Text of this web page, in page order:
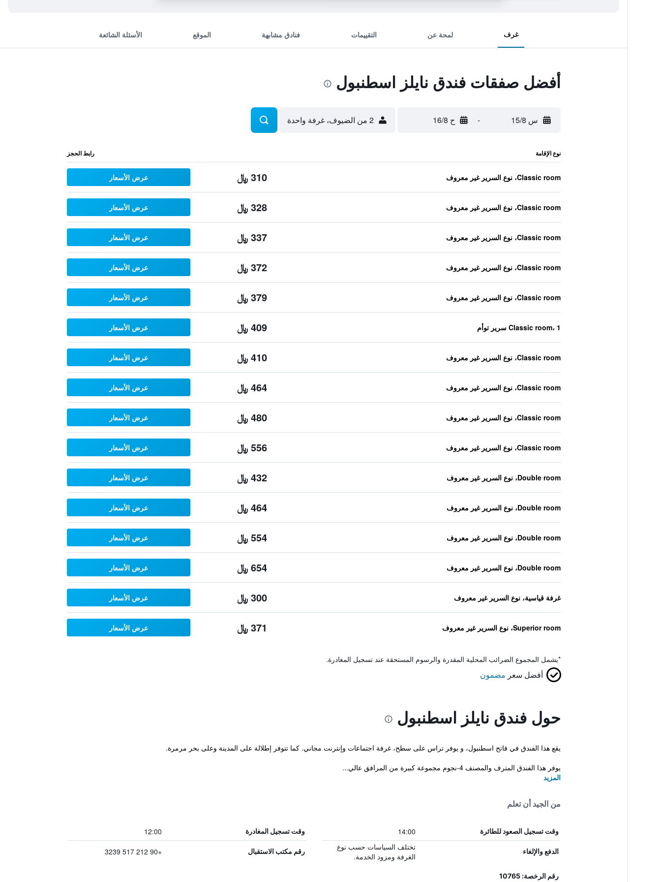
غرف لمحة عن التقييمات فنادق مشابهة الموقع الأسئلة الشائعة
أفضل صفقات فندق نايلز اسطنبول
س 15/8 - ح 16/8 2 من الضيوف، غرفة واحدة
نوع الإقامة رابط الحجز
Classic room، نوع السرير غير معروف 310 ﷼ عرض الأسعار
Classic room، نوع السرير غير معروف 328 ﷼ عرض الأسعار
Classic room، نوع السرير غير معروف 337 ﷼ عرض الأسعار
Classic room، نوع السرير غير معروف 372 ﷼ عرض الأسعار
Classic room، نوع السرير غير معروف 379 ﷼ عرض الأسعار
Classic room، 1 سرير توأم 409 ﷼ عرض الأسعار
Classic room، نوع السرير غير معروف 410 ﷼ عرض الأسعار
Classic room، نوع السرير غير معروف 464 ﷼ عرض الأسعار
Classic room، نوع السرير غير معروف 480 ﷼ عرض الأسعار
Classic room، نوع السرير غير معروف 556 ﷼ عرض الأسعار
Double room، نوع السرير غير معروف 432 ﷼ عرض الأسعار
Double room، نوع السرير غير معروف 464 ﷼ عرض الأسعار
Double room، نوع السرير غير معروف 554 ﷼ عرض الأسعار
Double room، نوع السرير غير معروف 654 ﷼ عرض الأسعار
غرفة قياسية، نوع السرير غير معروف 300 ﷼ عرض الأسعار
Superior room، نوع السرير غير معروف 371 ﷼ عرض الأسعار
*يشمل المجموع الضرائب المحلية المقدرة والرسوم المستحقة عند تسجيل المغادرة.
أفضل سعر مضمون
حول فندق نايلز اسطنبول
يقع هذا الفندق في فاتح اسطنبول، و يوفر تراس على سطح، غرفة اجتماعات وإنترنت مجاني. كما تتوفر إطلالة على المدينة وعلى بحر مرمرة.
يوفر هذا الفندق المترف والمصنف 4-نجوم مجموعة كبيرة من المرافق عالي...
المزيد
من الجيد أن تعلم
وقت تسجيل الصعود للطائرة 14:00 وقت تسجيل المغادرة 12:00
الدفع والإلغاء
تختلف السياسات حسب نوع
الغرفة ومزود الخدمة.
رقم مكتب الاستقبال +90 212 517 3239
رقم الرخصة: 10765